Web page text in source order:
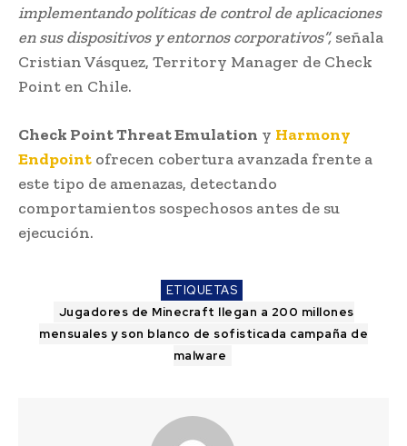
implementando políticas de control de aplicaciones
en sus dispositivos y entornos corporativos”, señala
Cristian Vásquez, Territory Manager de Check
Point en Chile.
Check Point Threat Emulation y Harmony
Endpoint ofrecen cobertura avanzada frente a
este tipo de amenazas, detectando
comportamientos sospechosos antes de su
ejecución.
ETIQUETAS
Jugadores de Minecraft llegan a 200 millones
mensuales y son blanco de sofisticada campaña de
malware